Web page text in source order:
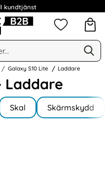
kundtjänst
på Narse Group AB
Mina
Galaxy S10 Lite Laddare
Laddare
Skal Skärmskydd